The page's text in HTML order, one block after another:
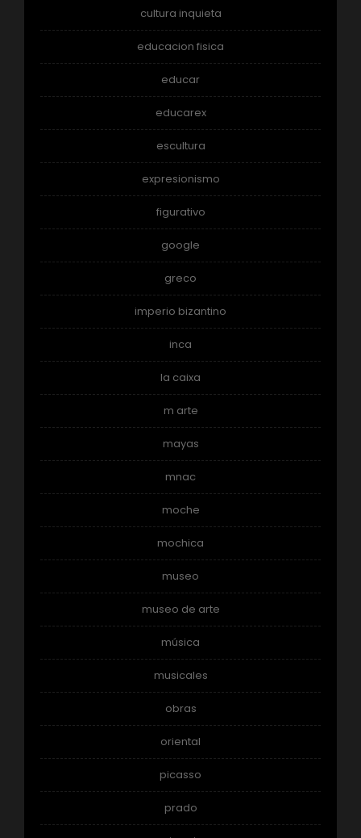
cultura inquieta
educacion fisica
educar
educarex
escultura
expresionismo
figurativo
google
greco
imperio bizantino
inca
la caixa
m arte
mayas
mnac
moche
mochica
museo
museo de arte
música
musicales
obras
oriental
picasso
prado